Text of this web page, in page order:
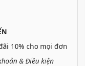
10% cho mọi đơn
& Điều kiện